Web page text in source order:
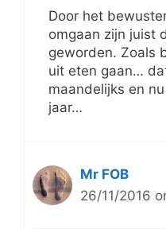
Door het
omgaan zijn juist
geworden. Zoals
uit eten gaan…
maandelijks en
jaar…
Mr FOB
26/11/2016